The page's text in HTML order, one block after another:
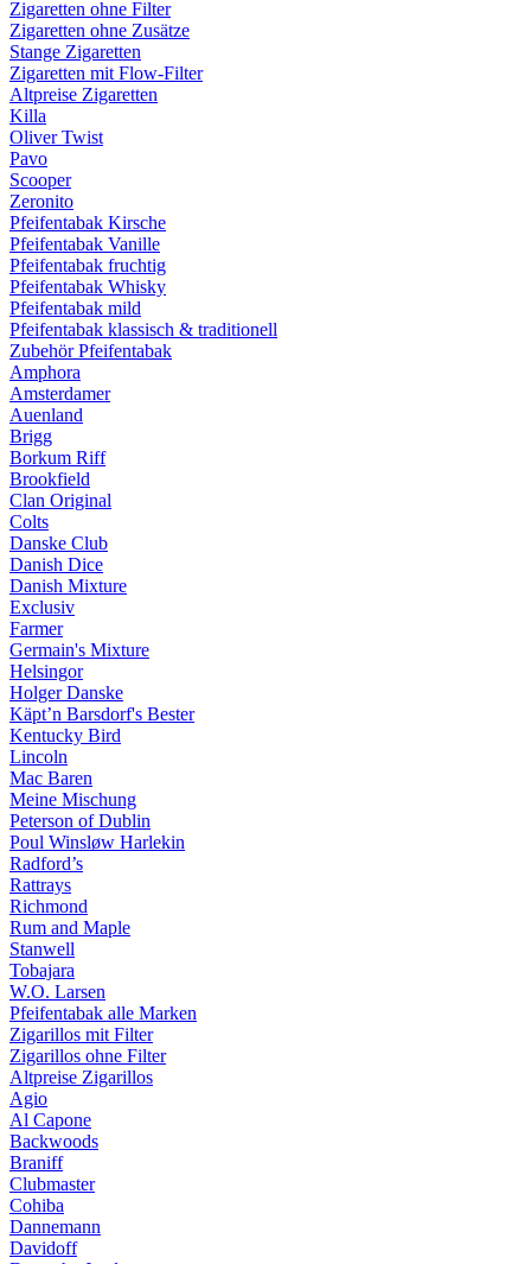
Zigaretten ohne Filter
Zigaretten ohne Zusätze
Stange Zigaretten
Zigaretten mit Flow-Filter
Altpreise Zigaretten
Killa
Oliver Twist
Pavo
Scooper
Zeronito
Pfeifentabak Kirsche
Pfeifentabak Vanille
Pfeifentabak fruchtig
Pfeifentabak Whisky
Pfeifentabak mild
Pfeifentabak klassisch & traditionell
Zubehör Pfeifentabak
Amphora
Amsterdamer
Auenland
Brigg
Borkum Riff
Brookfield
Clan Original
Colts
Danske Club
Danish Dice
Danish Mixture
Exclusiv
Farmer
Germain's Mixture
Helsingor
Holger Danske
Käpt’n Barsdorf's Bester
Kentucky Bird
Lincoln
Mac Baren
Meine Mischung
Peterson of Dublin
Poul Winsløw Harlekin
Radford’s
Rattrays
Richmond
Rum and Maple
Stanwell
Tobajara
W.O. Larsen
Pfeifentabak alle Marken
Zigarillos mit Filter
Zigarillos ohne Filter
Altpreise Zigarillos
Agio
Al Capone
Backwoods
Braniff
Clubmaster
Cohiba
Dannemann
Davidoff